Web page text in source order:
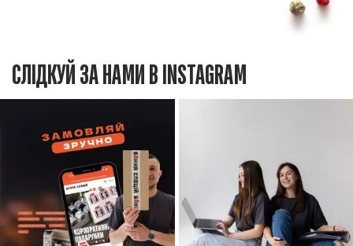
СЛІДКУЙ ЗА НАМИ В INSTAGRAM